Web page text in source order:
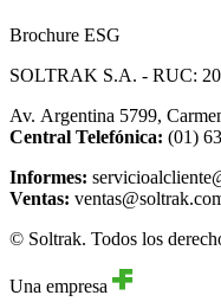
Brochure ESG
SOLTRAK S.A. - RUC:
Av. Argentina 5799,
Central Telefónica: (01)
Informes:
Ventas:
© Soltrak. Todos los
Una empresa